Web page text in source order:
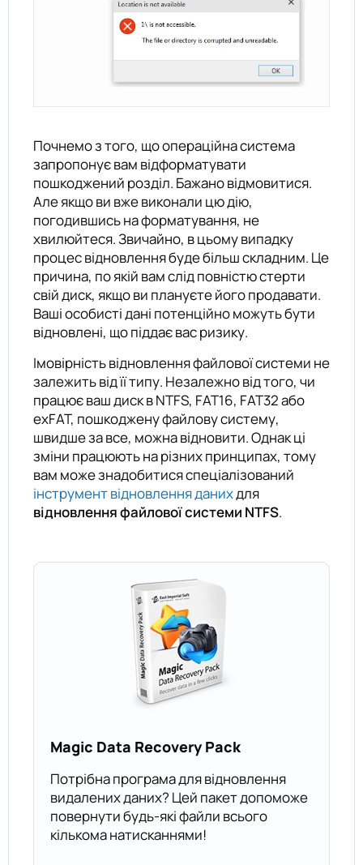
Почнемо з того, що операційна система
запропонує вам відформатувати
пошкоджений розділ. Бажано відмовитися.
Але якщо ви вже виконали цю дію,
погодившись на форматування, не
хвилюйтеся. Звичайно, в цьому випадку
процес відновлення буде більш складним. Це
причина, по якій вам слід повністю стерти
свій диск, якщо ви плануєте його продавати.
Ваші особисті дані потенційно можуть бути
відновлені, що піддає вас ризику.
Імовірність відновлення файлової системи не
залежить від її типу. Незалежно від того, чи
працює ваш диск в NTFS, FAT16, FAT32 або
exFAT, пошкоджену файлову систему,
швидше за все, можна відновити. Однак ці
зміни працюють на різних принципах, тому
вам може знадобитися спеціалізований
інструмент відновлення данихдля
відновлення файлової системи NTFS.
Magic Data Recovery Pack
Потрібна програма для відновлення
видалених даних? Цей пакет допоможе
повернути будь-які файли всього
кількома натисканнями!